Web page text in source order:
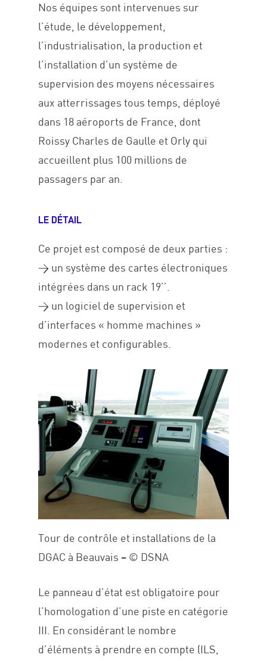
Nos équipes sont intervenues sur
l’étude, le développement,
l’industrialisation, la production et
l’installation d’un système de
supervision des moyens nécessaires
aux atterrissages tous temps, déployé
dans 18 aéroports de France, dont
Roissy Charles de Gaulle et Orly qui
accueillent plus 100 millions de
passagers par an.
LE DÉTAIL
Ce projet est composé de deux parties :
> un système des cartes électroniques
intégrées dans un rack 19’’.
> un logiciel de supervision et
d’interfaces « homme machines »
modernes et configurables.
Tour de contrôle et installations de la
DGAC à Beauvais – © DSNA
Le panneau d’état est obligatoire pour
l’homologation d’une piste en catégorie
III. En considérant le nombre
d’éléments à prendre en compte (ILS,